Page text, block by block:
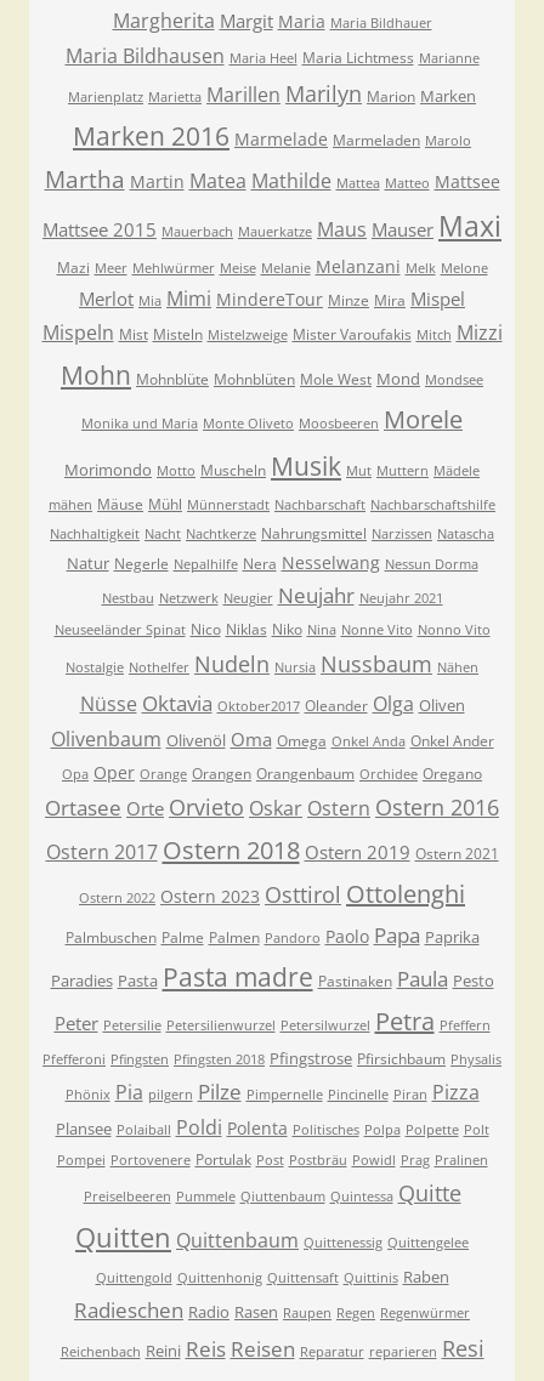
Margherita Margit Maria Maria Bildhauer
Maria Bildhausen Maria Heel Maria Lichtmess Marianne
Marienplatz Marietta Marillen Marilyn Marion Marken
Marken 2016 Marmelade Marmeladen Marolo
Martha Martin Matea Mathilde Mattea Matteo Mattsee
Mattsee 2015 Mauerbach Mauerkatze Maus Mauser Maxi
Mazi Meer Mehlwürmer Meise Melanie Melanzani Melk Melone
Merlot Mia Mimi MindereTour Minze Mira Mispel
Mispeln Mist Misteln Mistelzweige Mister Varoufakis Mitch Mizzi
Mohn Mohnblüte Mohnblüten Mole West Mond Mondsee
Monika und Maria Monte Oliveto Moosbeeren Morele
Morimondo Motto Muscheln Musik Mut Muttern Mädele
mähen Mäuse Mühl Münnerstadt Nachbarschaft Nachbarschaftshilfe
Nachhaltigkeit Nacht Nachtkerze Nahrungsmittel Narzissen Natascha
Natur Negerle Nepalhilfe Nera Nesselwang Nessun Dorma
Nestbau Netzwerk Neugier Neujahr Neujahr 2021
Neuseeländer Spinat Nico Niklas Niko Nina Nonne Vito Nonno Vito
Nostalgie Nothelfer Nudeln Nursia Nussbaum Nähen
Nüsse Oktavia Oktober2017 Oleander Olga Oliven
Olivenbaum Olivenöl Oma Omega Onkel Anda Onkel Ander
Opa Oper Orange Orangen Orangenbaum Orchidee Oregano
Ortasee Orte Orvieto Oskar Ostern Ostern 2016
Ostern 2017 Ostern 2018 Ostern 2019 Ostern 2021
Ostern 2022 Ostern 2023 Osttirol Ottolenghi
Palmbuschen Palme Palmen Pandoro Paolo Papa Paprika
Paradies Pasta Pasta madre Pastinaken Paula Pesto
Peter Petersilie Petersilienwurzel Petersilwurzel Petra Pfeffern
Pfefferoni Pfingsten Pfingsten 2018 Pfingstrose Pfirsichbaum Physalis
Phönix Pia pilgern Pilze Pimpernelle Pincinelle Piran Pizza
Plansee Polaiball Poldi Polenta Politisches Polpa Polpette Polt
Pompei Portovenere Portulak Post Postbräu Powidl Prag Pralinen
Preiselbeeren Pummele Qiuttenbaum Quintessa Quitte
Quitten Quittenbaum Quittenessig Quittengelee
Quittengold Quittenhonig Quittensaft Quittinis Raben
Radieschen Radio Rasen Raupen Regen Regenwürmer
Reichenbach Reini Reis Reisen Reparatur reparieren Resi